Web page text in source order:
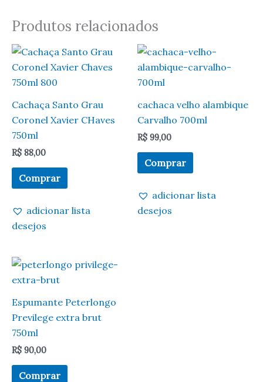
Produtos relacionados
Cachaça Santo Grau
Coronel Xavier CHaves
750ml
R$ 88,00
Comprar
adicionar lista
desejos
cachaca velho alambique
Carvalho 700ml
R$ 99,00
Comprar
adicionar lista
desejos
Espumante Peterlongo
Previlege extra brut
750ml
R$ 90,00
Comprar